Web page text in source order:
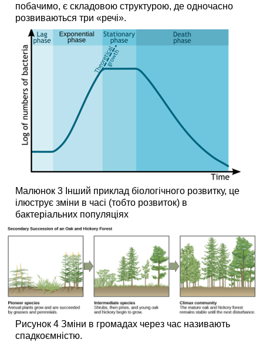
побачимо, є складовою структурою, де одночасно
розвиваються три «речі».
Малюнок 3 Інший приклад біологічного розвитку, це
ілюструє зміни в часі (тобто розвиток) в
бактеріальних популяціях
Рисунок 4 Зміни в громадах через час називають
спадкоємністю.